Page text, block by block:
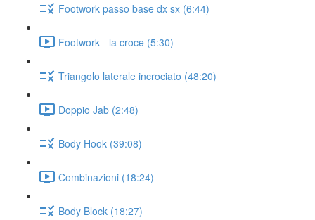
Footwork passo base dx sx (6:44)
Footwork - la croce (5:30)
Triangolo laterale incrociato (48:20)
Doppio Jab (2:48)
Body Hook (39:08)
Combinazioni (18:24)
Body Block (18:27)